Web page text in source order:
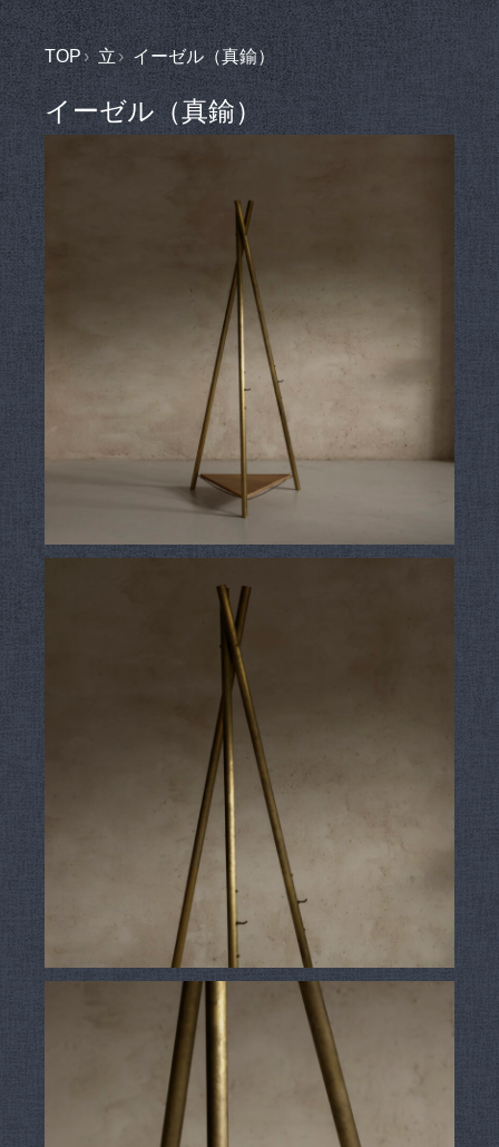
TOP 立 イーゼル（真鍮）
イーゼル（真鍮）